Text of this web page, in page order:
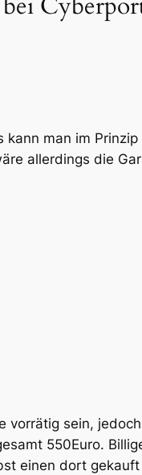
man im
allerdings die
vorrätig sein,
550Euro.
einen dort